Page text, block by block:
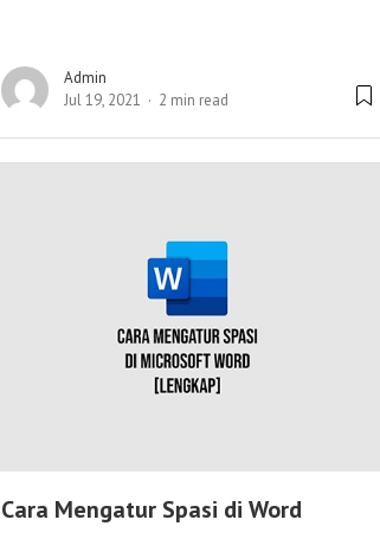
Admin
Jul 19, 2021
2 min read
Cara Mengatur Spasi di Word